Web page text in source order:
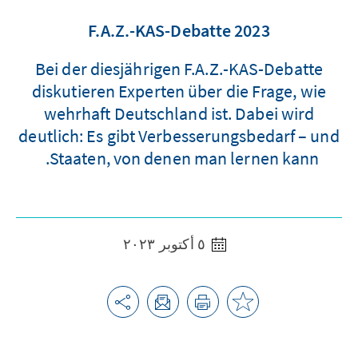
F.A.Z.-KAS-Debatte 2023
Bei der diesjährigen F.A.Z.-KAS-Debatte
diskutieren Experten über die Frage, wie
wehrhaft Deutschland ist. Dabei wird
deutlich: Es gibt Verbesserungsbedarf – und
Staaten, von denen man lernen kann.